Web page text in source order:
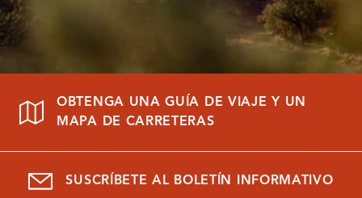
OBTENGA UNA GUÍA DE VIAJE Y UN
MAPA DE CARRETERAS
SUSCRÍBETE AL BOLETÍN INFORMATIVO